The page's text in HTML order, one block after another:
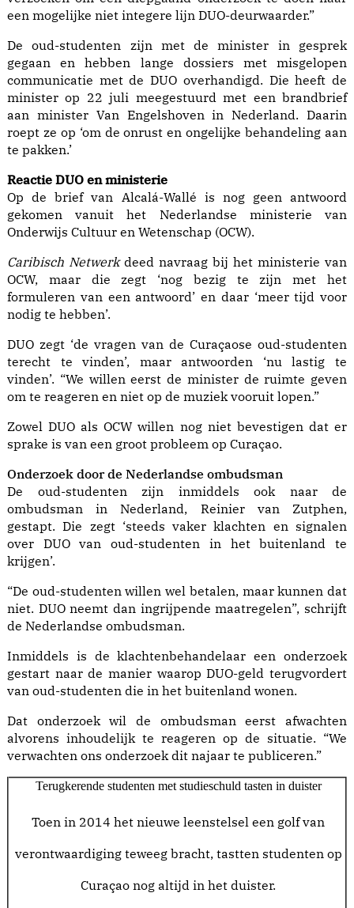
een mogelijke niet integere lijn DUO-deurwaarder.”
De oud-studenten zijn met de minister in gesprek
gegaan en hebben lange dossiers met misgelopen
communicatie met de DUO overhandigd. Die heeft de
minister op 22 juli meegestuurd met een brandbrief
aan minister Van Engelshoven in Nederland. Daarin
roept ze op ‘om de onrust en ongelijke behandeling aan
te pakken.’
Reactie DUO en ministerie
Op de brief van Alcalá-Wallé is nog geen antwoord
gekomen vanuit het Nederlandse ministerie van
Onderwijs Cultuur en Wetenschap (OCW).
Caribisch Netwerkdeed navraag bij het ministerie van
OCW, maar die zegt ‘nog bezig te zijn met het
formuleren van een antwoord’ en daar ‘meer tijd voor
nodig te hebben’.
DUO zegt ‘de vragen van de Curaçaose oud-studenten
terecht te vinden’, maar antwoorden ‘nu lastig te
vinden’. “We willen eerst de minister de ruimte geven
om te reageren en niet op de muziek vooruit lopen.”
Zowel DUO als OCW willen nog niet bevestigen dat er
sprake is van een groot probleem op Curaçao.
Onderzoek door de Nederlandse ombudsman
De oud-studenten zijn inmiddels ook naar de
ombudsman in Nederland, Reinier van Zutphen,
gestapt. Die zegt ‘steeds vaker klachten en signalen
over DUO van oud-studenten in het buitenland te
krijgen’.
“De oud-studenten willen wel betalen, maar kunnen dat
niet. DUO neemt dan ingrijpende maatregelen”, schrijft
de Nederlandse ombudsman.
Inmiddels is de klachtenbehandelaar een onderzoek
gestart naar de manier waarop DUO-geld terugvordert
van oud-studenten die in het buitenland wonen.
Dat onderzoek wil de ombudsman eerst afwachten
alvorens inhoudelijk te reageren op de situatie. “We
verwachten ons onderzoek dit najaar te publiceren.”
Terugkerende studenten met studieschuld tasten in duister
Toen in 2014 het nieuwe leenstelsel een golf van
verontwaardiging teweeg bracht, tastten studenten op
Curaçao nog altijd in het duister.